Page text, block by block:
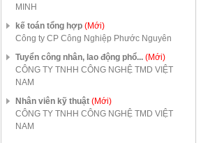
MINH
kế toán tổng hợp (Mới)
Công ty CP Công Nghiệp Phước Nguyên
Tuyển công nhân, lao động phổ... (Mới)
CÔNG TY TNHH CÔNG NGHỆ TMD VIỆT
NAM
Nhân viên kỹ thuật (Mới)
CÔNG TY TNHH CÔNG NGHỆ TMD VIỆT
NAM